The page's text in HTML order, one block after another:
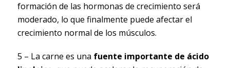
formación de las hormonas de crecimiento será
moderado, lo que finalmente puede afectar el
crecimiento normal de los músculos.
5 – La carne es una fuente importante de ácido